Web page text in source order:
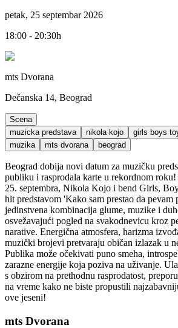
petak, 25 septembar 2026
18:00 - 20:30h
mts Dvorana
Dečanska 14, Beograd
Scena
muzicka predstava
nikola kojo girls boys
muzika
mts dvorana beograd
Beograd dobija novi datum za muzičku
publiku i rasprodala karte u rekordnom
25. septembra, Nikola Kojo i bend Girls,
hit predstavom 'Kako sam prestao da pevam
jedinstvena kombinacija glume, muzike i
osvežavajući pogled na svakodnevicu kroz
narative. Energična atmosfera, harizma
muzički brojevi pretvaraju običan izlazak u
Publika može očekivati puno smeha,
zarazne energije koja poziva na uživanje.
s obzirom na prethodnu rasprodatost,
na vreme kako ne biste propustili
ove jeseni!
mts Dvorana